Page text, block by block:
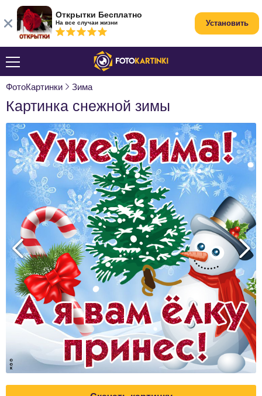
ФотоКартинки Зима
Картинка снежной зимы
Открытки Бесплатно
На все случаи жизни Установить